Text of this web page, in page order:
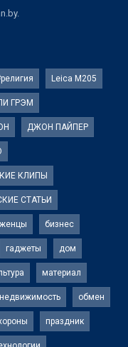
Leica M205
ГРЭМ
ДЖОН ПАЙПЕР
КЛИПЫ
СТАТЬИ
бизнес
гаджеты дом
материал
недвижимость обмен
праздник